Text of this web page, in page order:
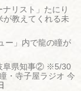
ナリスト」たにり
が教えてくれる未
ー」内で龍の瞳が
阜県知事② ※5/30
・寺子屋ラジオ 今